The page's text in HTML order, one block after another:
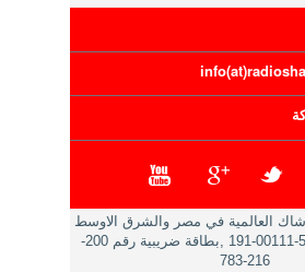
العالمية في مصر والشرق الاوسط
سجل تجاري رقم 5-00111-191 ,بطاقة ضريبية رقم 200-
216-783